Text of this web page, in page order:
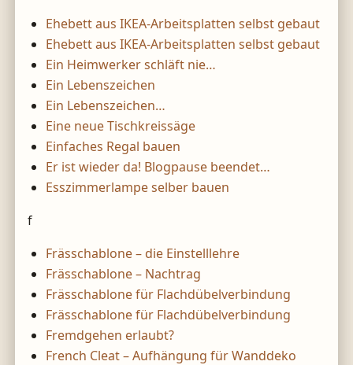
Ehebett aus IKEA-Arbeitsplatten selbst gebaut
Ehebett aus IKEA-Arbeitsplatten selbst gebaut
Ein Heimwerker schläft nie…
Ein Lebenszeichen
Ein Lebenszeichen…
Eine neue Tischkreissäge
Einfaches Regal bauen
Er ist wieder da! Blogpause beendet…
Esszimmerlampe selber bauen
f
Frässchablone – die Einstelllehre
Frässchablone – Nachtrag
Frässchablone für Flachdübelverbindung
Frässchablone für Flachdübelverbindung
Fremdgehen erlaubt?
French Cleat – Aufhängung für Wanddeko